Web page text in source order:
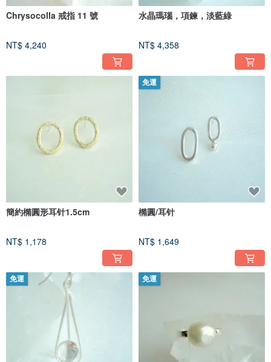
Chrysocolla 戒指 11 號
NT$ 4,240
水晶瑪瑙，項鍊，淡藍綠
NT$ 4,358
簡約橢圓形耳针1.5cm
NT$ 1,178
免運
橢圓/耳针
NT$ 1,649
免運 免運